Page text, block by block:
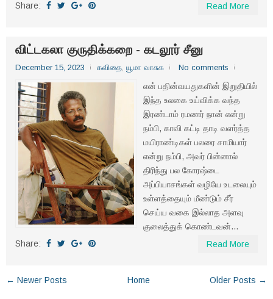
Share:
Read More
விட்டகலா குருதிக்கறை - கடலூர் சீனு
December 15, 2023 கவிதை, யூமா வாசுக No comments
என் பதின்வயதுகளின் இறுதியில்
இந்த உலகை உய்விக்க வந்த
இரண்டாம் ரமணர் நான் என்று
நம்பி, காவி கட்டி தாடி வளர்த்த
மயிராண்டிகள் பலரை சாமியார்
என்று நம்பி, அவர் பின்னால்
திரிந்து பல கோரஷ்டை
அப்பியாசங்கள் வழியே உடலையும்
உள்ளத்தையும் மீண்டும் சீர்
செய்ய வகை இல்லாத அளவு
குலைத்துக் கொண்டவன்...
Share:
Read More
← Newer Posts Older Posts →
Home